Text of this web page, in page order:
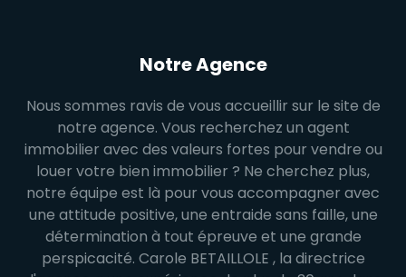
Notre Agence
Nous sommes ravis de vous accueillir sur le site de
notre agence. Vous recherchez un agent
immobilier avec des valeurs fortes pour vendre ou
louer votre bien immobilier ? Ne cherchez plus,
notre équipe est là pour vous accompagner avec
une attitude positive, une entraide sans faille, une
détermination à tout épreuve et une grande
perspicacité. Carole BETAILLOLE , la directrice